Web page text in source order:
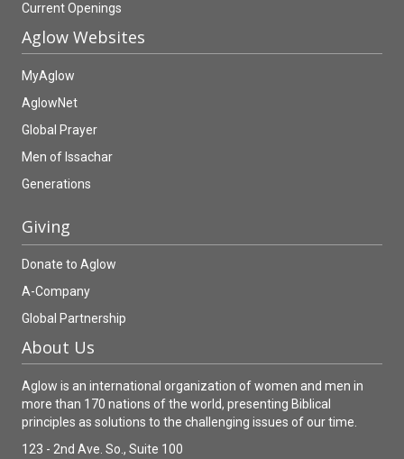
Current Openings
Aglow Websites
MyAglow
AglowNet
Global Prayer
Men of Issachar
Generations
Giving
Donate to Aglow
A-Company
Global Partnership
About Us
Aglow is an international organization of women and men in
more than 170 nations of the world, presenting Biblical
principles as solutions to the challenging issues of our time.
123 - 2nd Ave. So., Suite 100